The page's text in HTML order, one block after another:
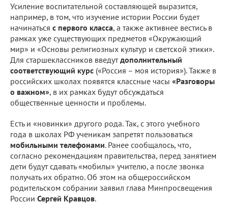
Усиление воспитательной составляющей выразится,
например, в том, что изучение истории России будет
начинаться с первого класса, а также активнее вестись в
рамках уже существующих предметов «Окружающий
мир» и «Основы религиозных культур и светской этики».
Для старшеклассников введутдополнительный
соответствующий курс («Россия – моя история»). Также в
российских школах появятся классные часы «Разговоры
о важном», в их рамках будут обсуждаться
общественные ценности и проблемы.
Есть и «новинки» другого рода. Так, с этого учебного
года в школах РФ ученикам запретят пользоваться
мобильными телефонами. Ранее сообщалось, что,
согласно рекомендациям правительства, перед занятием
дети будут сдавать «мобилы» учителю, а после звонка
получать их обратно. Об этом на общероссийском
родительском собрании заявил глава Минпросвещения
России Сергей Кравцов.